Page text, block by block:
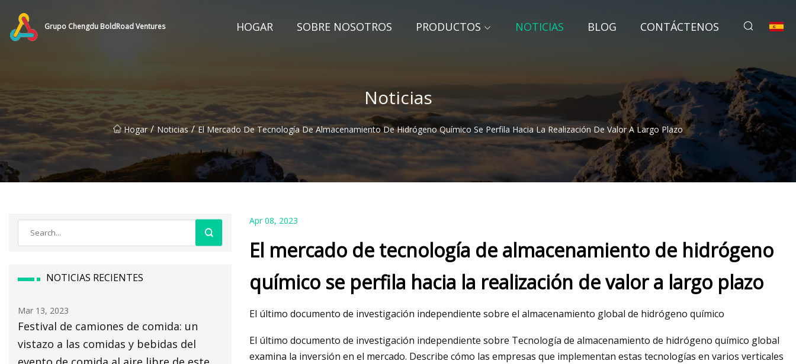
Grupo Chengdu BoldRoad Ventures HOGAR SOBRE NOSOTROS PRODUCTOS NOTICIAS BLOG CONTÁCTENOS
Noticias
Hogar / Noticias / El Mercado De Tecnología De Almacenamiento De Hidrógeno Químico Se Perfila Hacia La Realización De Valor A Largo Plazo
NOTICIAS RECIENTES
Mar 15, 2023
¿De qué lado de la valla soy dueño?
Mar 07, 2023
con un valor de $ 29.0 mil millones para
Apr 08, 2023
El mercado de tecnología de almacenamiento de hidrógeno
químico se perfila hacia la realización de valor a largo plazo
El último documento de investigación independiente sobre el almacenamiento global de hidrógeno químico
El último documento de investigación independiente sobre Tecnología de almacenamiento de hidrógeno químico global
examina la inversión en el mercado. Describe cómo las empresas que implementan estas tecnologías en varios verticales